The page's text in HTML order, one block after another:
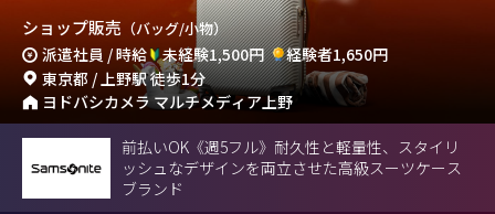
ショップ販売 （バッグ/小物）
派遣社員 / 時給 未経験1,500円
経験者1,650円
東京都 / 上野駅 徒歩1分
ヨドバシカメラ マルチメディア上野
前払いOK《週5フル》耐久性と軽量性、スタイリ
ッシュなデザインを両立させた高級スーツケース
ブランド